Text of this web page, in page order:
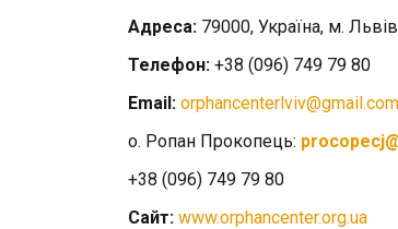
Адреса: 79000, Україна, м.
Телефон: +38 (096) 749 79 80
Email: orphancenterlviv@gmail.com
о. Ропан Прокопець:
+38 (096) 749 79 80
Сайт: www.orphancenter.org.ua